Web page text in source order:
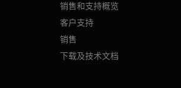
销售和支持概览
客户支持
销售
下载及技术文档